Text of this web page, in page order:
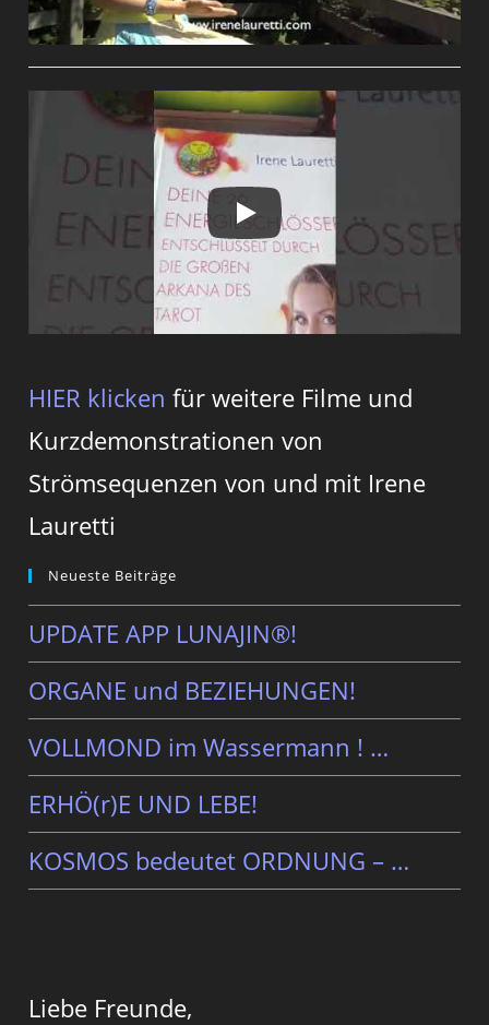
HIER klicken für weitere Filme und
Kurzdemonstrationen von
Strömsequenzen von und mit Irene
Lauretti
Neueste Beiträge
UPDATE APP LUNAJIN®!
ORGANE und BEZIEHUNGEN!
VOLLMOND im Wassermann ! …
ERHÖ(r)E UND LEBE!
KOSMOS bedeutet ORDNUNG – …
Liebe Freunde,